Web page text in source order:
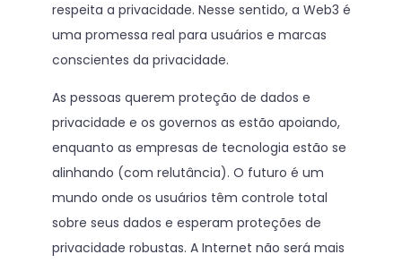
respeita a privacidade. Nesse sentido, a Web3 é
uma promessa real para usuários e marcas
conscientes da privacidade.
As pessoas querem proteção de dados e
privacidade e os governos as estão apoiando,
enquanto as empresas de tecnologia estão se
alinhando (com relutância). O futuro é um
mundo onde os usuários têm controle total
sobre seus dados e esperam proteções de
privacidade robustas. A Internet não será mais